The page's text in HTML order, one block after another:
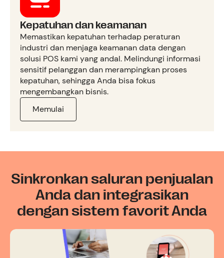
Kepatuhan dan keamanan
Memastikan kepatuhan terhadap peraturan
industri dan menjaga keamanan data dengan
solusi POS kami yang andal. Melindungi informasi
sensitif pelanggan dan merampingkan proses
kepatuhan, sehingga Anda bisa fokus
mengembangkan bisnis.
Memulai
Sinkronkan saluran penjualan
Anda dan integrasikan
dengan sistem favorit Anda